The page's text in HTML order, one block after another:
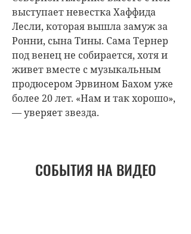
выступает невестка Хаффида
Лесли, которая вышла замуж за
Ронни, сына Тины. Сама Тернер
под венец не собирается, хотя и
живет вместе с музыкальным
продюсером Эрвином Бахом уже
более 20 лет. «Нам и так хорошо»,
— уверяет звезда.
СОБЫТИЯ НА ВИДЕО